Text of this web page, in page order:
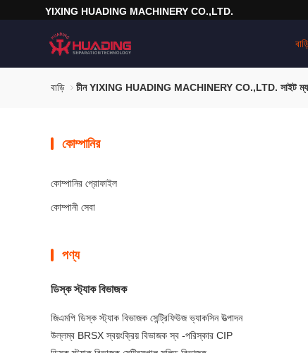
YIXING HUADING MACHINERY CO.,LTD.
বাড়ি চীন YIXING HUADING MACHINERY CO.,LTD. সাইট
কোম্পানির
কোম্পানির প্রোফাইল
কোম্পানী সেবা
পণ্য
ডিস্ক স্ট্যাক বিভাজক
জিএমপি ডিস্ক স্ট্যাক বিভাজক সেন্ট্রিফিউজ ভ্যাকসিন উত্পাদন
উল্লম্ব BRSX স্বয়ংক্রিয় বিভাজক স্ব -পরিস্কার CIP